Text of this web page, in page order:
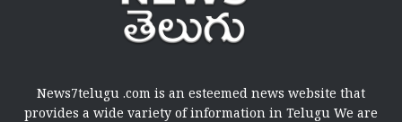
News7telugu .com is an esteemed news website that
provides a wide variety of information in Telugu We are